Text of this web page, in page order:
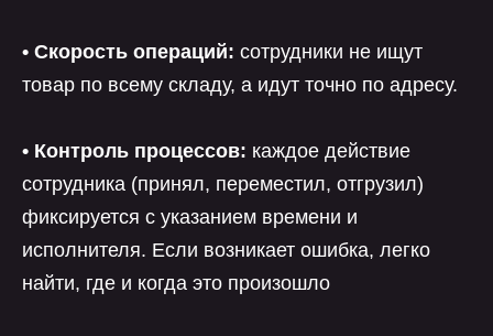
• Скорость операций: сотрудники не ищут
товар по всему складу, а идут точно по адресу.
• Контроль процессов: каждое действие
сотрудника (принял, переместил, отгрузил)
фиксируется с указанием времени и
исполнителя. Если возникает ошибка, легко
найти, где и когда это произошло